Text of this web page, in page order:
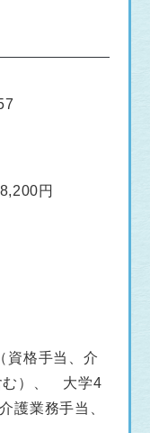
円
格手当、介
む）、 大学4
護業務手当、